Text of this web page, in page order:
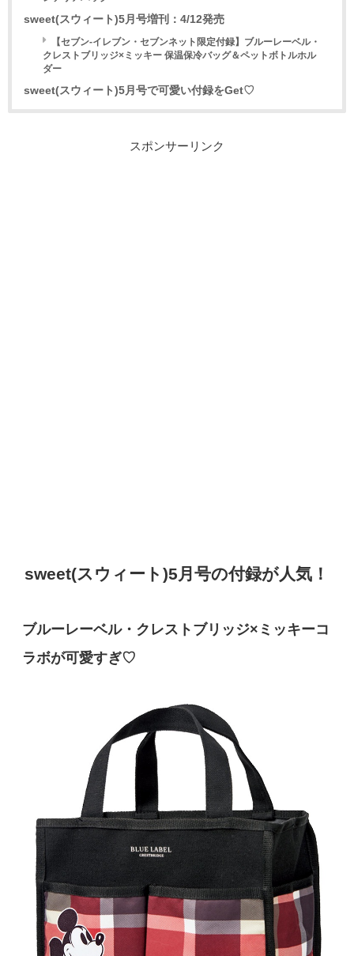
sweet(スウィート)5月号増刊：4/12発売
【セブン-イレブン・セブンネット限定付録】ブルーレーベル・
クレストブリッジ×ミッキー 保温保冷バッグ＆ペットボトルホル
ダー
sweet(スウィート)5月号で可愛い付録をGet♡
スポンサーリンク
sweet(スウィート)5月号の付録が人気！
ブルーレーベル・クレストブリッジ×ミッキーコ
ラボが可愛すぎ♡